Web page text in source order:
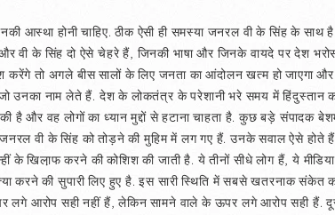
आस्था होनी चाहिए. ठीक ऐसी ही समस्या जनरल वी के सिंह के
वी के सिंह दो ऐसे चेहरे हैं, जिनकी भाषा और जिनके वायदे पर देश
तो अगले बीस सालों के लिए जनता का आंदोलन खत्म हो जाएगा और
उनका नाम लेते हैं. देश के लोकतंत्र के परेशानी भरे समय में हिंदुस्तान
है और वह लोगों का ध्यान मुद्दों से हटाना चाहता है. कुछ बड़े संपादक
वी के सिंह को तोड़ने की मुहिम में लग गए हैं. उनके सवाल ऐसे होते
के खिला़फ करने की कोशिश की जाती है. ये तीनों सीधे लोग हैं, ये
करने की सुपारी लिए हुए है. इस सारी स्थिति में सबसे खतरनाक संकेत
लगे आरोप सही नहीं हैं, लेकिन सामने वाले के ऊपर लगे आरोप सही हैं.